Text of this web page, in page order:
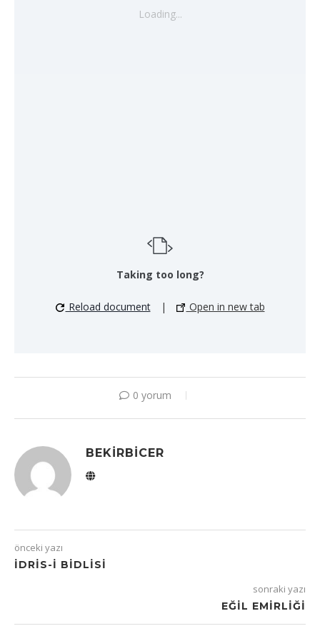
Loading...
Taking too long?
Reload document | Open in new tab
0 yorum
BEKIRBICER
önceki yazı
İDRIS-I BIDLISI
sonraki yazı
EĞIL EMIRLIĞI